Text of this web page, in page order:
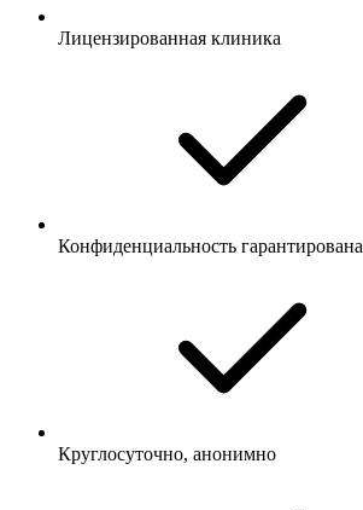
Лицензированная клиника
Конфиденциальность гарантирована
Круглосуточно, анонимно